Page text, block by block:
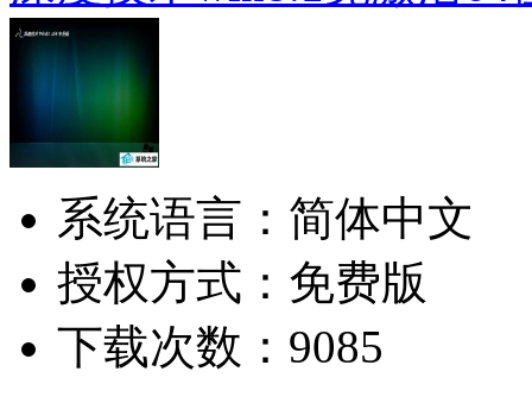
系统语言：简体中文
授权方式：免费版
下载次数：9085